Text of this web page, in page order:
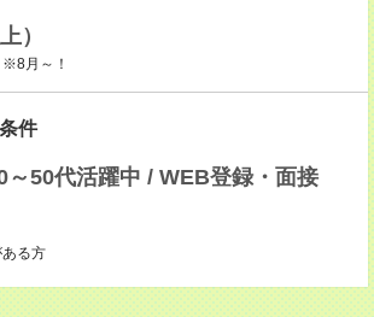
）
月～！
件
～50代活躍中 / WEB登録・面接
る方